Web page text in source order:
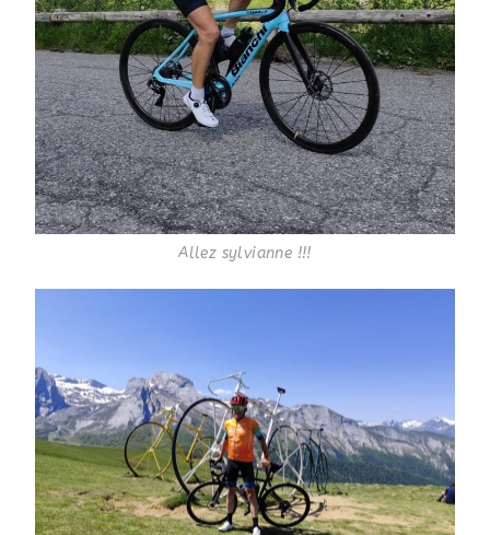
Allez sylvianne !!!